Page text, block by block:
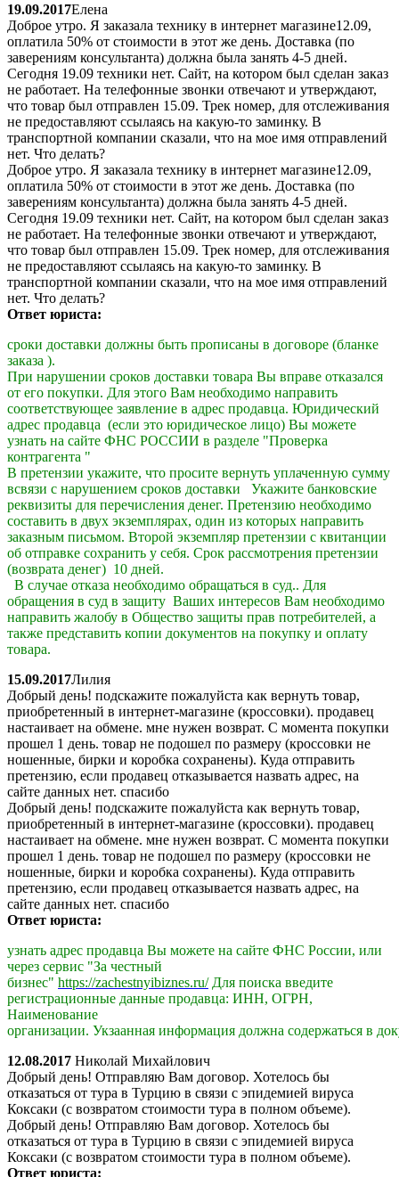
19.09.2017Елена
Доброе утро. Я заказала технику в интернет магазине12.09,
оплатила 50% от стоимости в этот же день. Доставка (по
заверениям консультанта) должна была занять 4-5 дней.
Сегодня 19.09 техники нет. Сайт, на котором был сделан заказ
не работает. На телефонные звонки отвечают и утверждают,
что товар был отправлен 15.09. Трек номер, для отслеживания
не предоставляют ссылаясь на какую-то заминку. В
транспортной компании сказали, что на мое имя отправлений
нет. Что делать?
Доброе утро. Я заказала технику в интернет магазине12.09,
оплатила 50% от стоимости в этот же день. Доставка (по
заверениям консультанта) должна была занять 4-5 дней.
Сегодня 19.09 техники нет. Сайт, на котором был сделан заказ
не работает. На телефонные звонки отвечают и утверждают,
что товар был отправлен 15.09. Трек номер, для отслеживания
не предоставляют ссылаясь на какую-то заминку. В
транспортной компании сказали, что на мое имя отправлений
нет. Что делать?
Ответ юриста:
сроки доставки должны быть прописаны в договоре (бланке
заказа ).
При нарушении сроков доставки товара Вы вправе отказался
от его покупки. Для этого Вам необходимо направить
соответствующее заявление в адрес продавца. Юридический
адрес продавца (если это юридическое лицо) Вы можете
узнать на сайте ФНС РОССИИ в разделе "Проверка
контрагента "
В претензии укажите, что просите вернуть уплаченную сумму
всвязи с нарушением сроков доставки Укажите банковские
реквизиты для перечисления денег. Претензию необходимо
составить в двух экземплярах, один из которых направить
заказным письмом. Второй экземпляр претензии с квитанции
об отправке сохранить у себя. Срок рассмотрения претензии
(возврата денег) 10 дней.
В случае отказа необходимо обращаться в суд.. Для
обращения в суд в защиту Ваших интересов Вам необходимо
направить жалобу в Общество защиты прав потребителей, а
также представить копии документов на покупку и оплату
товара.
15.09.2017Лилия
Добрый день! подскажите пожалуйста как вернуть товар,
приобретенный в интернет-магазине (кроссовки). продавец
настаивает на обмене. мне нужен возврат. С момента покупки
прошел 1 день. товар не подошел по размеру (кроссовки не
ношенные, бирки и коробка сохранены). Куда отправить
претензию, если продавец отказывается назвать адрес, на
сайте данных нет. спасибо
Добрый день! подскажите пожалуйста как вернуть товар,
приобретенный в интернет-магазине (кроссовки). продавец
настаивает на обмене. мне нужен возврат. С момента покупки
прошел 1 день. товар не подошел по размеру (кроссовки не
ношенные, бирки и коробка сохранены). Куда отправить
претензию, если продавец отказывается назвать адрес, на
сайте данных нет. спасибо
Ответ юриста:
узнать адрес продавца Вы можете на сайте ФНС России, или
через сервис "За честный
бизнес" https://zachestnyibiznes.ru/Для поиска введите
регистрационные данные продавца: ИНН, ОГРН,
Наименование
организации. Укзаанная информация должна содержаться в
12.08.2017 Николай Михайлович
Добрый день! Отправляю Вам договор. Хотелось бы
отказаться от тура в Турцию в связи с эпидемией вируса
Коксаки (с возвратом стоимости тура в полном объеме).
Добрый день! Отправляю Вам договор. Хотелось бы
отказаться от тура в Турцию в связи с эпидемией вируса
Коксаки (с возвратом стоимости тура в полном объеме).
Ответ юриста: